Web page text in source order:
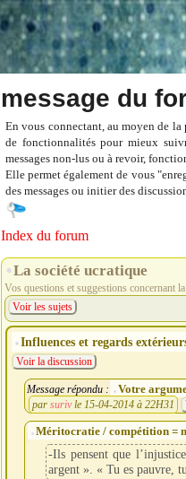
message du
En vous connectant, au moyen de
de fonctionnalités pour mieux
messages non-lus ou à revoir,
Elle permet également de vous
des messages ou initier des
Index du forum
La société ucratique
Vos questions et suggestions concernant
Voir les sujets
Influences et regards
Voir la discussion
Message répondu : Votre
par suriv le 15-04-2014 à 22H31
Méritocratie / compétition =
-Ils pensent que
argent ». « Tu es pauvre,